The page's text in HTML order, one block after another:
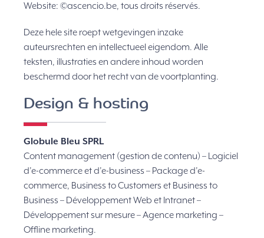
Website: ©ascencio.be, tous droits réservés.
Deze hele site roept wetgevingen inzake
auteursrechten en intellectueel eigendom. Alle
teksten, illustraties en andere inhoud worden
beschermd door het rechtvan de voortplanting.
Design & hosting
Globule Bleu SPRL
Content management (gestion de contenu) – Logiciel
d’e-commerce et d’e-business – Package d’e-
commerce, Business to Customers et Business to
Business – Développement Web et Intranet –
Développement sur mesure – Agence marketing –
Offline marketing.